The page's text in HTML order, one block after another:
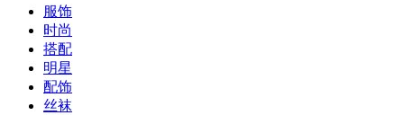
服饰
时尚
搭配
明星
配饰
丝袜